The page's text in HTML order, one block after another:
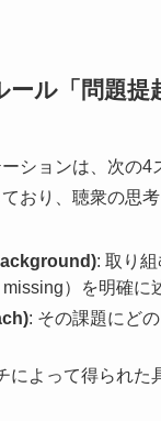
ール「問題
ションは、次の
おり、聴衆の思
: 取り
）を明確に
: その課題にど
によって得られた